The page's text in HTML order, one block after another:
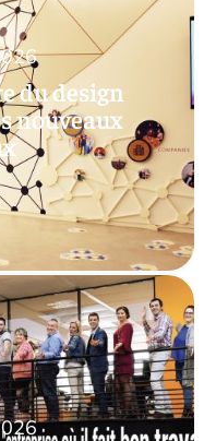
du design
nouveaux